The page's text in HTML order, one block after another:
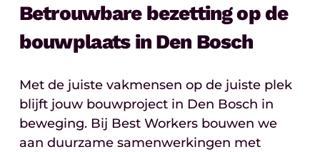
Betrouwbare bezetting op de
bouwplaats in Den Bosch
Met de juiste vakmensen op de juiste plek
blijft jouw bouwproject in Den Bosch in
beweging. Bij Best Workers bouwen we
aan duurzame samenwerkingen met